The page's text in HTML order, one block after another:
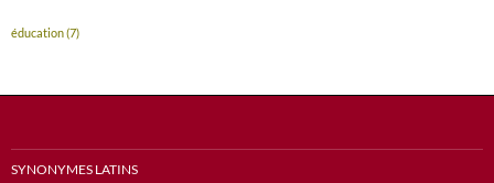
éducation(7)
SYNONYMES LATINS